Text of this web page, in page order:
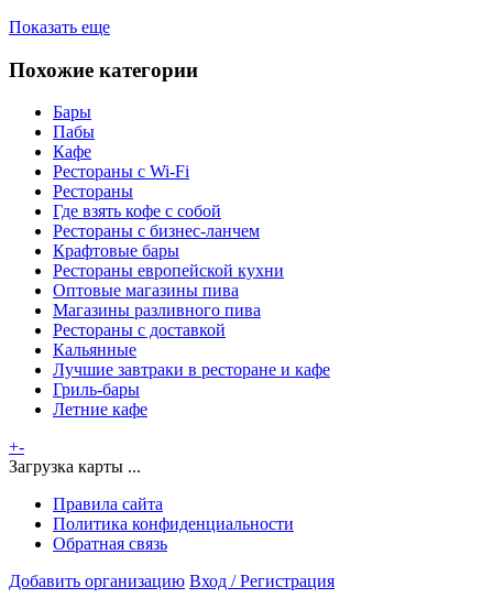
Показать еще
Похожие категории
Бары
Пабы
Кафе
Рестораны с Wi-Fi
Рестораны
Где взять кофе с собой
Рестораны с бизнес-ланчем
Крафтовые бары
Рестораны европейской кухни
Оптовые магазины пива
Магазины разливного пива
Рестораны с доставкой
Кальянные
Лучшие завтраки в ресторане и кафе
Гриль-бары
Летние кафе
+-
Загрузка карты ...
Правила сайта
Политика конфиденциальности
Обратная связь
Добавить организацию Вход / Регистрация